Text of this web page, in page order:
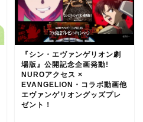
『シン・エヴァンゲリオン劇
場版』公開記念企画発動!
NUROアクセス ×
EVANGELION・コラボ動画他
エヴァンゲリオングッズプレ
ゼント！